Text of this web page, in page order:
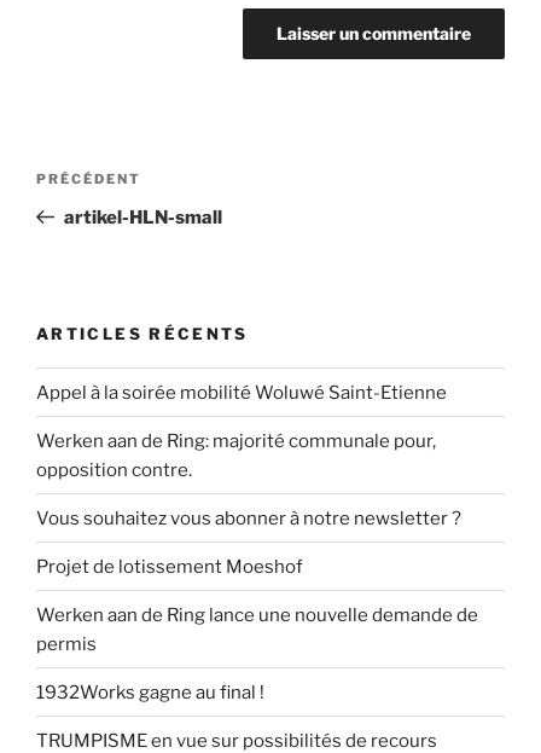
Navigation
l’article
Article
précédent
PRÉCÉDENT
artikel-HLN-small
ARTICLES RÉCENTS
Appel à la soirée mobilité Woluwé Saint-Etienne
Werken aan de Ring: majorité communale pour,
opposition contre.
Vous souhaitez vous abonner à notre newsletter ?
Projet de lotissement Moeshof
Werken aan de Ring lance une nouvelle demande de
permis
1932Works gagne au final !
TRUMPISME en vue sur possibilités de recours